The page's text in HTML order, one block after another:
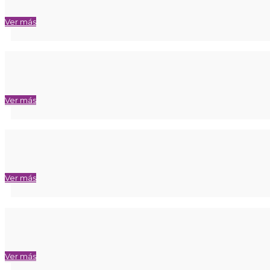
Ver más
Ver más
Ver más
Ver más